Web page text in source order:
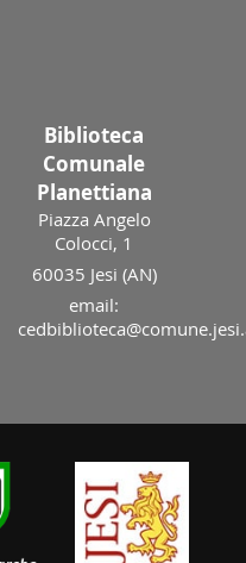
Biblioteca
Comunale
Planettiana
Piazza Angelo
Colocci, 1
60035 Jesi (AN)
email: